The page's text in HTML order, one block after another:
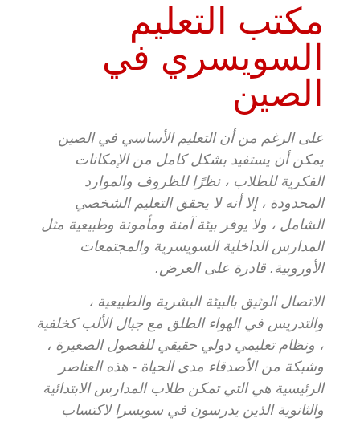
مكتب التعليم
السويسري في
الصين
على الرغم من أن التعليم الأساسي في الصين
يمكن أن يستفيد بشكل كامل من الإمكانات
الفكرية للطلاب ، نظرًا للظروف والموارد
المحدودة ، إلا أنه لا يحقق التعليم الشخصي
الشامل ، ولا يوفر بيئة آمنة ومأمونة وطبيعية مثل
المدارس الداخلية السويسرية والمجتمعات
الأوروبية. قادرة على العرض.
الاتصال الوثيق بالبيئة البشرية والطبيعية ،
والتدريس في الهواء الطلق مع جبال الألب كخلفية
، ونظام تعليمي دولي حقيقي للفصول الصغيرة ،
وشبكة من الأصدقاء مدى الحياة - هذه العناصر
الرئيسية هي التي تمكن طلاب المدارس الابتدائية
والثانوية الذين يدرسون في سويسرا لاكتساب